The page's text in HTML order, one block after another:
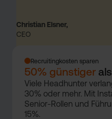
Christian Elsner,
CEO
Recruitingkosten sparen
50% günstiger
Viele Headhunter
30% oder mehr. Mit
Senior-Rollen und
15%.